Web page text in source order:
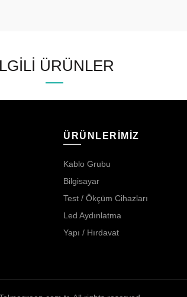
ÜRÜNLER
ÜRÜNLERİMİZ
Kablo Grubu
Bilgisayar
Test / Ökçüm Cihazları
Led Aydınlatma
Yapı / Hırdavat